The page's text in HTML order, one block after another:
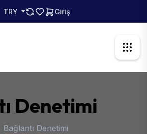
TRY Giriş
Denetimi
Bağlantı Denetimi